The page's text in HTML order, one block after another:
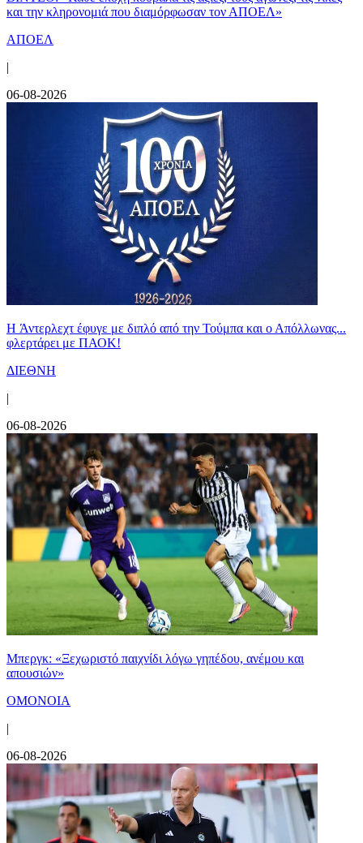
και την κληρονομιά που διαμόρφωσαν τον ΑΠΟΕΛ»
ΑΠΟΕΛ
|
06-08-2026
H Άντερλεχτ έφυγε με διπλό από την Τούμπα και ο Απόλλωνας...
φλερτάρει με ΠΑΟΚ!
ΔΙΕΘΝΗ
|
06-08-2026
Μπεργκ: «Ξεχωριστό παιχνίδι λόγω γηπέδου, ανέμου και
απουσιών»
ΟΜΟΝΟΙΑ
|
06-08-2026